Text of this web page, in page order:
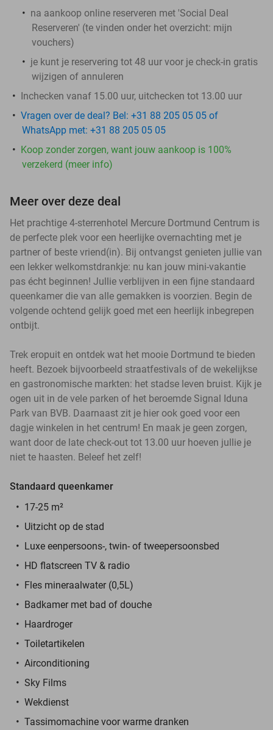
na aankoop online reserveren met 'Social Deal
Reserveren' (te vinden onder het overzicht: mijn
vouchers)
je kunt je reservering tot 48 uur voor je check-in gratis
wijzigen of annuleren
Inchecken vanaf 15.00 uur, uitchecken tot 13.00 uur
Vragen over de deal? Bel: +31 88 205 05 05 of
WhatsApp met: +31 88 205 05 05
Koop zonder zorgen, want jouw aankoop is 100%
verzekerd (meer info)
Meer over deze deal
Het prachtige 4-sterrenhotel Mercure Dortmund Centrum is
de perfecte plek voor een heerlijke overnachting met je
partner of beste vriend(in). Bij ontvangst genieten jullie van
een lekker welkomstdrankje: nu kan jouw mini-vakantie
pas écht beginnen! Jullie verblijven in een fijne standaard
queenkamer die van alle gemakken is voorzien. Begin de
volgende ochtend gelijk goed met een heerlijk inbegrepen
ontbijt.
Trek eropuit en ontdek wat het mooie Dortmund te bieden
heeft. Bezoek bijvoorbeeld straatfestivals of de wekelijkse
en gastronomische markten: het stadse leven bruist. Kijk je
ogen uit in de vele parken of het beroemde Signal Iduna
Park van BVB. Daarnaast zit je hier ook goed voor een
dagje winkelen in het centrum! En maak je geen zorgen,
want door de late check-out tot 13.00 uur hoeven jullie je
niet te haasten. Beleef het zelf!
Standaard queenkamer
17-25 m²
Uitzicht op de stad
Luxe eenpersoons-, twin- of tweepersoonsbed
HD flatscreen TV & radio
Fles mineraalwater (0,5L)
Badkamer met bad of douche
Haardroger
Toiletartikelen
Airconditioning
Sky Films
Wekdienst
Tassimomachine voor warme dranken